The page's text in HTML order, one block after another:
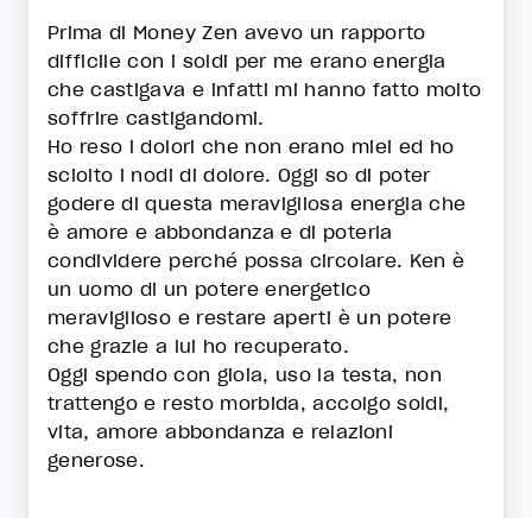
Prima di Money Zen avevo un rapporto
difficile con i soldi per me erano energia
che castigava e infatti mi hanno fatto molto
soffrire castigandomi.
Ho reso i dolori che non erano miei ed ho
sciolto i nodi di dolore. Oggi so di poter
godere di questa meravigliosa energia che
è amore e abbondanza e di poterla
condividere perché possa circolare. Ken è
un uomo di un potere energetico
meraviglioso e restare aperti è un potere
che grazie a lui ho recuperato.
Oggi spendo con gioia, uso la testa, non
trattengo e resto morbida, accolgo soldi,
vita, amore abbondanza e relazioni
generose.